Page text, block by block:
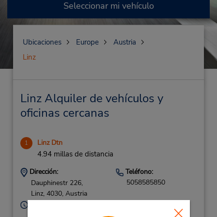
Seleccionar mi vehículo
Ubicaciones Europe
Austria
Linz
Linz Alquiler de vehículos y
oficinas cercanas
1 Linz Dtn
4.94 millas de distancia
Dirección:
Dauphinestr 226,
Linz, 4030, Austria
Teléfono:
5058585850
Mon - Fri 8:00 AM - 5:00 PM